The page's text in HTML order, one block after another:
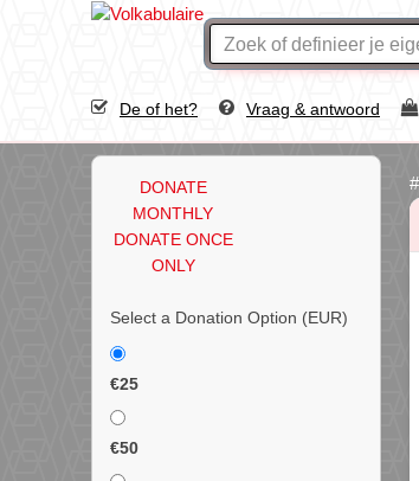
De of het? Vraag & antwoord
DONATE
MONTHLY
DONATE ONCE
ONLY
Select a Donation Option (EUR)
€25
€50